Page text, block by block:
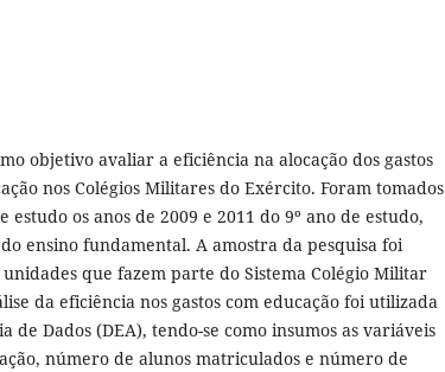
objetivo avaliar a eficiência na alocação dos gastos
nos Colégios Militares do Exército. Foram tomados
estudo os anos de 2009 e 2011 do 9º ano de estudo,
ensino fundamental. A amostra da pesquisa foi
unidades que fazem parte do Sistema Colégio Militar
da eficiência nos gastos com educação foi utilizada
de Dados (DEA), tendo-se como insumos as variáveis
número de alunos matriculados e número de